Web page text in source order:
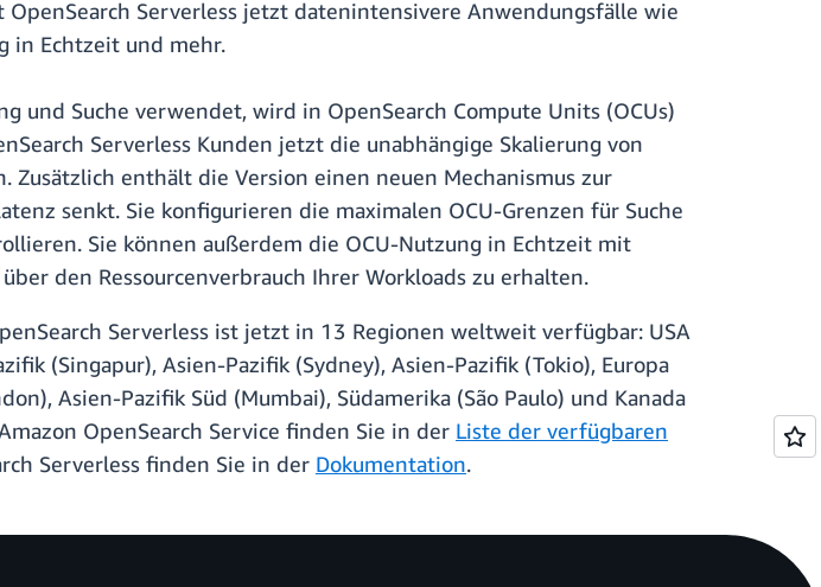
Serverless jetzt datenintensivere Anwendungsfälle wie
in Echtzeit und mehr.
und Suche verwendet, wird in OpenSearch Compute Units (OCUs)
Serverless Kunden jetzt die unabhängige Skalierung von
Zusätzlich enthält die Version einen neuen Mechanismus zur
senkt. Sie konfigurieren die maximalen OCU-Grenzen für Suche
Sie können außerdem die OCU-Nutzung in Echtzeit mit
den Ressourcenverbrauch Ihrer Workloads zu erhalten.
Serverless ist jetzt in 13 Regionen weltweit verfügbar: USA
(Singapur), Asien-Pazifik (Sydney), Asien-Pazifik (Tokio), Europa
Asien-Pazifik Süd (Mumbai), Südamerika (São Paulo) und Kanada
OpenSearch Service finden Sie in der Liste der verfügbaren
Serverless finden Sie in der Dokumentation.